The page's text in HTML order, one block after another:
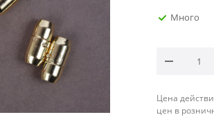
Много
Цена
цен в